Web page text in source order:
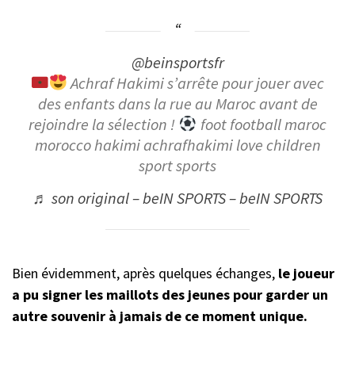
@beinsportsfr
Achraf Hakimi s’arrête pour jouer avec
des enfants dans la rue au Maroc avant de
rejoindre la sélection !
foot football maroc
morocco hakimi achrafhakimi love children
sport sports
♬ son original – beIN SPORTS – beIN SPORTS
Bien évidemment, après quelques échanges, le joueur
a pu signer les maillots des jeunes pour garder un
autre souvenir à jamais de ce moment unique.